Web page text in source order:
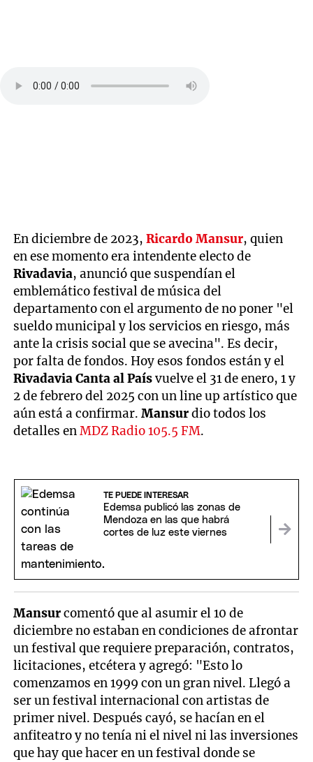
En diciembre de 2023,Ricardo Mansur, quien
en ese momento era intendente electo de
Rivadavia, anunció que suspendían el
emblemático festival de música del
departamento con el argumento de no poner "el
sueldo municipal y los servicios en riesgo, más
ante la crisis social que se avecina". Es decir,
por falta de fondos. Hoy esos fondos están y el
Rivadavia Canta al Paísvuelve el 31 de enero, 1 y
2 de febrero del 2025 con un line up artístico que
aún está a confirmar.Mansurdio todos los
detalles enMDZ Radio 105.5 FM.
TE PUEDE INTERESAR
Edemsa publicó las zonas de
Mendoza en las que habrá
cortes de luz este viernes
Mansurcomentó que al asumir el 10 de
diciembre no estaban en condiciones de afrontar
un festival que requiere preparación, contratos,
licitaciones, etcétera y agregó: "Esto lo
comenzamos en 1999 con un gran nivel. Llegó a
ser un festival internacional con artistas de
primer nivel. Después cayó, se hacían en el
anfiteatro y no tenía ni el nivel ni las inversiones
que hay que hacer en un festival donde se